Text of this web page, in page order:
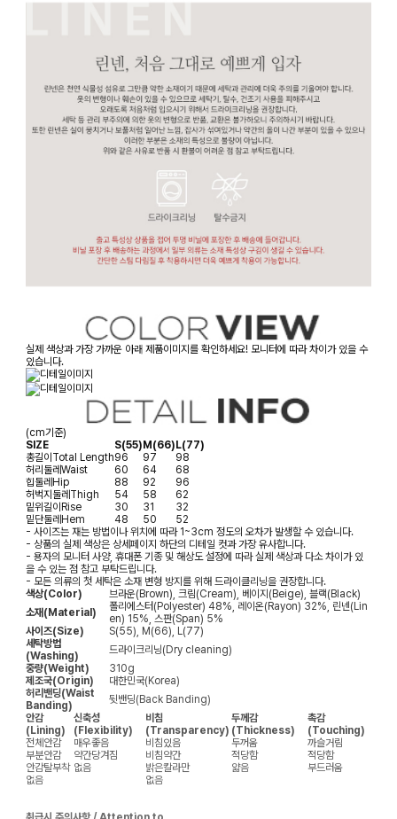
실제 색상과 가장 가까운 아래 제품이미지를 확인하세요! 모니터에 따라 차이가 있을 수
있습니다.
(cm기준)
SIZE
S(55) M(66) L(77)
총길이 Total Length96 97
98
허리둘레 Waist 60 64
68
힙둘레 Hip 88 92
96
허벅지둘레 Thigh 54 58
62
밑위길이 Rise 30 31
32
밑단둘레 Hem 48 50
52
- 사이즈는 재는 방법이나 위치에 따라 1~3cm 정도의 오차가 발생할 수 있습니다.
- 상품의 실제 색상은 상세페이지 하단의 디테일 컷과 가장 유사합니다.
- 용자의 모니터 사양, 휴대폰 기종 및 해상도 설정에 따라 실제 색상과 다소 차이가 있
을 수 있는 점 참고 부탁드립니다.
- 모든 의류의 첫 세탁은 소재 변형 방지를 위해 드라이클리닝을 권장합니다.
색상(Color)
브라운(Brown), 크림(Cream), 베이지(Beige), 블랙(Black)
소재(Material)
폴리에스터(Polyester) 48%, 레이온(Rayon) 32%, 린넨(Lin
en) 15%, 스판(Span) 5%
사이즈(Size)
S(55), M(66), L(77)
세탁방법
(Washing)
드라이크리닝(Dry cleaning)
중량(Weight)
310g
제조국(Origin)
대한민국(Korea)
허리밴딩(Waist
Banding)
뒷밴딩(Back Banding)
안감
(Lining)
신축성
(Flexibility)
비침
(Transparency)
두께감
(Thickness)
촉감
(Touching)
전체안감
매우좋음 비침있음 두꺼움
까슬거림
부분안감
약간당겨짐 비침약간 적당함
적당함
안감탈부착 없음 밝은칼라만 얇음
부드러움
없음
없음